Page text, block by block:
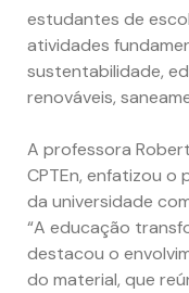
estudantes de
atividades
sustentabilidade,
renováveis,
A professora
CPTEn, enfatizou
da universidade
“A educação
destacou o
do material, que